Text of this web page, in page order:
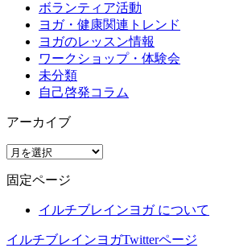
ボランティア活動
ヨガ・健康関連トレンド
ヨガのレッスン情報
ワークショップ・体験会
未分類
自己啓発コラム
アーカイブ
ア
カ
固定ページ
イルチブレインヨガ について
イルチブレインヨガTwitterページ